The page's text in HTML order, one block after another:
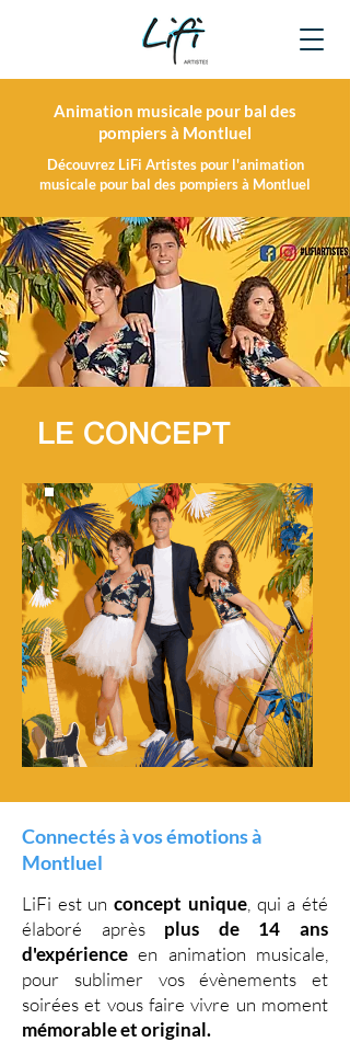
Animation musicale pour bal des
pompiers à Montluel
Découvrez LiFi Artistes pour l'animation
musicale pour bal des pompiers à Montluel
LE CONCEPT
Connectés à vos émotions à
Montluel
LiFi est unconcept unique, qui a été
élaboré après plus de 14 ans
d'expérience en animation musicale,
pour sublimer vos évènements et
soirées et vous faire vivre un moment
mémorable et original.